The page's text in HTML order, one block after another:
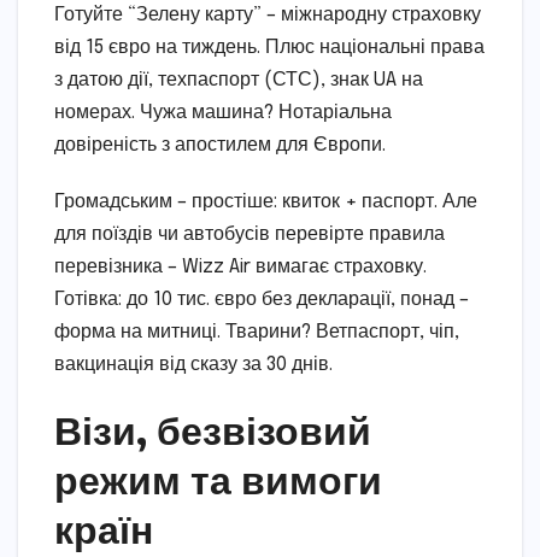
Готуйте “Зелену карту” – міжнародну страховку
від 15 євро на тиждень. Плюс національні права
з датою дії, техпаспорт (СТС), знак UA на
номерах. Чужа машина? Нотаріальна
довіреність з апостилем для Європи.
Громадським – простіше: квиток + паспорт. Але
для поїздів чи автобусів перевірте правила
перевізника – Wizz Air вимагає страховку.
Готівка: до 10 тис. євро без декларації, понад –
форма на митниці. Тварини? Ветпаспорт, чіп,
вакцинація від сказу за 30 днів.
Візи, безвізовий
режим та вимоги
країн